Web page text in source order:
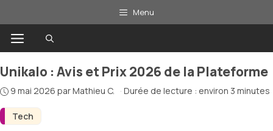
au
contenu
Menu
Menu
Tech
Unikalo : Avis et Prix 2026 de la Plateforme
9 mai 2026 parMathieu C. · Durée de lecture : environ 3 minutes